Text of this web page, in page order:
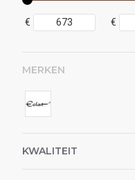
€ €
MERKEN
KWALITEIT